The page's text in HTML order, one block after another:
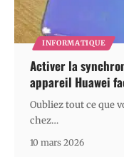
INFORMATIQUE
Activer la
appareil Huawei
Oubliez tout ce que
chez…
10 mars 2026